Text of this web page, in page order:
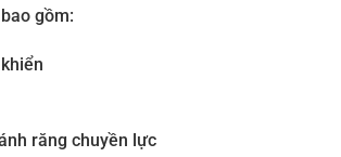
gồm:
răng chuyền lực